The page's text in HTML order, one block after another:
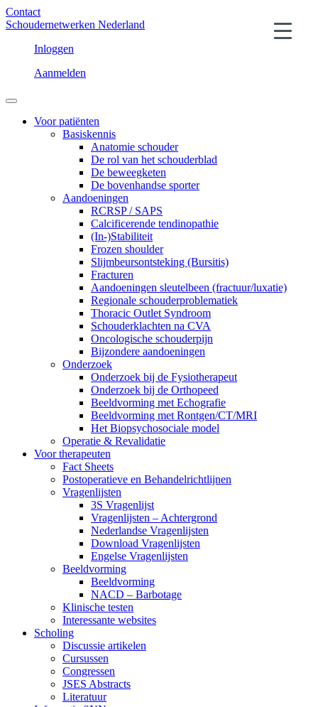
Contact
Schoudernetwerken Nederland
Inloggen
Aanmelden
Voor patiënten
Basiskennis
Anatomie schouder
De rol van het schouderblad
De beweegketen
De bovenhandse sporter
Aandoeningen
RCRSP / SAPS
Calcificerende tendinopathie
(In-)Stabiliteit
Frozen shoulder
Slijmbeursontsteking (Bursitis)
Fracturen
Aandoeningen sleutelbeen (fractuur/luxatie)
Regionale schouderproblematiek
Thoracic Outlet Syndroom
Schouderklachten na CVA
Oncologische schouderpijn
Bijzondere aandoeningen
Onderzoek
Onderzoek bij de Fysiotherapeut
Onderzoek bij de Orthopeed
Beeldvorming met Echografie
Beeldvorming met Rontgen/CT/MRI
Het Biopsychosociale model
Operatie & Revalidatie
Voor therapeuten
Fact Sheets
Postoperatieve en Behandelrichtlijnen
Vragenlijsten
3S Vragenlijst
Vragenlijsten – Achtergrond
Nederlandse Vragenlijsten
Download Vragenlijsten
Engelse Vragenlijsten
Beeldvorming
Beeldvorming
NACD – Barbotage
Klinische testen
Interessante websites
Scholing
Discussie artikelen
Cursussen
Congressen
JSES Abstracts
Literatuur